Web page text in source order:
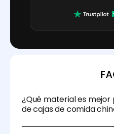
¿Qué material es
de cajas de comida